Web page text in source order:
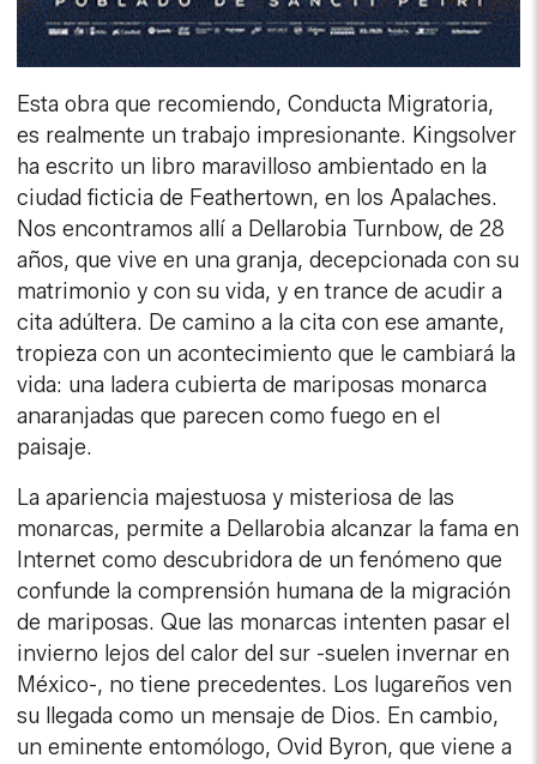
Esta obra que recomiendo, Conducta Migratoria,
es realmente un trabajo impresionante. Kingsolver
ha escrito un libro maravilloso ambientado en la
ciudad ficticia de Feathertown, en los Apalaches.
Nos encontramos allí a Dellarobia Turnbow, de 28
años, que vive en una granja, decepcionada con su
matrimonio y con su vida, y en trance de acudir a
cita adúltera. De camino a la cita con ese amante,
tropieza con un acontecimiento que le cambiará la
vida: una ladera cubierta de mariposas monarca
anaranjadas que parecen como fuego en el
paisaje.
La apariencia majestuosa y misteriosa de las
monarcas, permite a Dellarobia alcanzar la fama en
Internet como descubridora de un fenómeno que
confunde la comprensión humana de la migración
de mariposas. Que las monarcas intenten pasar el
invierno lejos del calor del sur -suelen invernar en
México-, no tiene precedentes. Los lugareños ven
su llegada como un mensaje de Dios. En cambio,
un eminente entomólogo, Ovid Byron, que viene a